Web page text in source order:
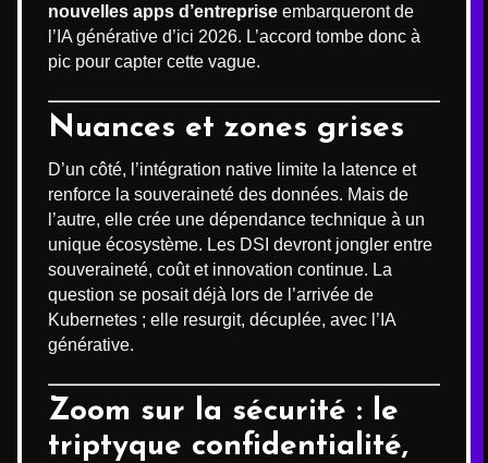
nouvelles apps d’entreprise embarqueront de
l’IA générative d’ici 2026. L’accord tombe donc à
pic pour capter cette vague.
Nuances et zones grises
D’un côté, l’intégration native limite la latence et
renforce la souveraineté des données. Mais de
l’autre, elle crée une dépendance technique à un
unique écosystème. Les DSI devront jongler entre
souveraineté, coût et innovation continue. La
question se posait déjà lors de l’arrivée de
Kubernetes ; elle resurgit, décuplée, avec l’IA
générative.
Zoom sur la sécurité : le
triptyque confidentialité,